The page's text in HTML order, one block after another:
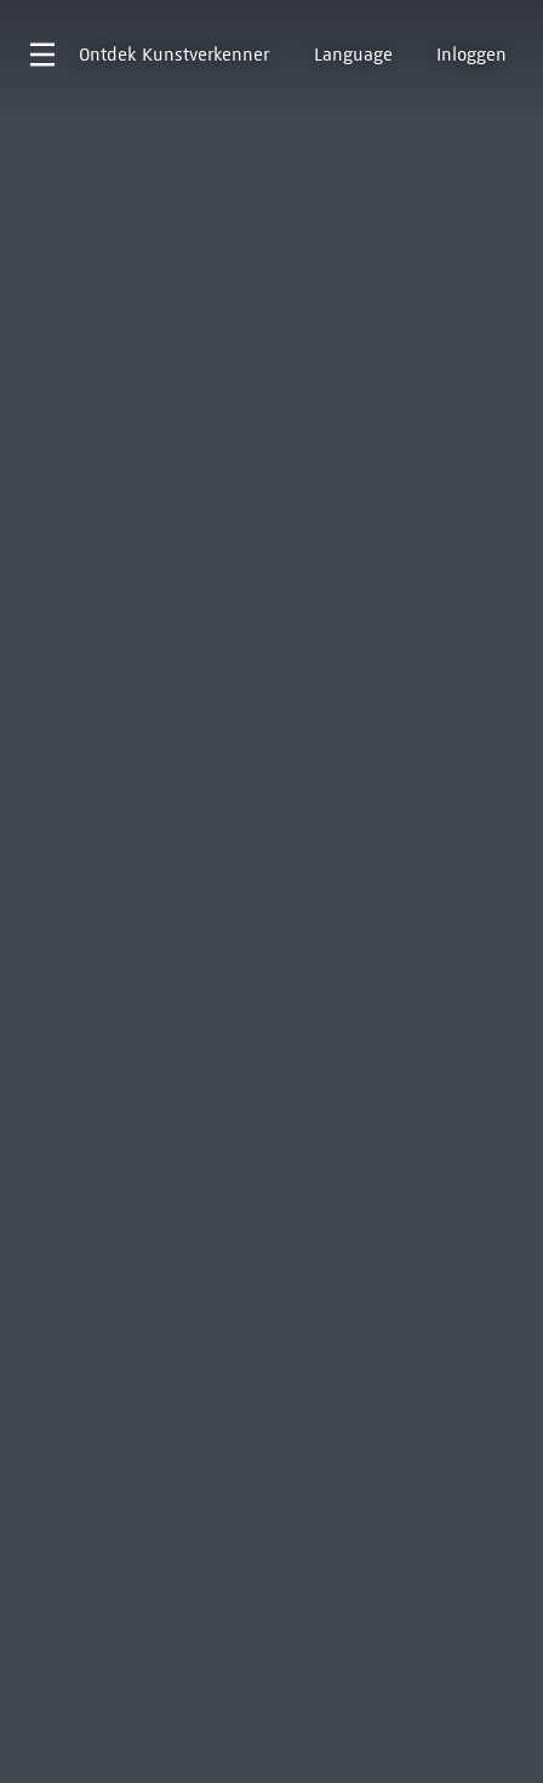
Ontdek Kunstverkenner Language Inloggen